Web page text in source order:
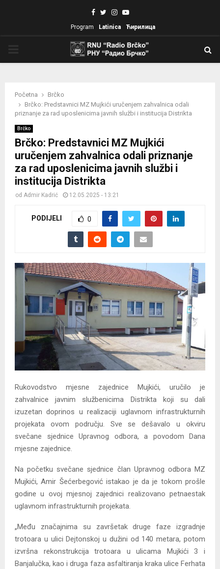
Facebook
TwitterInstagram
Youtube
Program Latinica Ћирилица
Početna
Brčko
Brčko: Predstavnici MZ Mujkići uručenjem zahvalnica odali
priznanje za rad uposlenicima javnih službi i institucija Distrikta
Brčko
Brčko: Predstavnici MZ Mujkići
uručenjem zahvalnica odali priznanje
za rad uposlenicima javnih službi i
institucija Distrikta
od Admir Kadrić 12.05.2025 - 13:21
PODIJELI 0
Rukovodstvo mjesne zajednice Mujkići, uručilo je
zahvalnice javnim službenicima Distrikta koji su dali
izuzetan doprinos u realizaciji uglavnom infrastrukturnih
projekata ovom području. Sve se dešavalo u okviru
svečane sjednice Upravnog odbora, a povodom Dana
mjesne zajednice.
Na početku svečane sjednice član Upravnog odbora MZ
Mujkići, Amir Šećerbegović istakao je da je tokom prošle
godine u ovoj mjesnoj zajednici realizovano petnaestak
uglavnom infrastrukturnih projekata.
„Među značajnima su završetak druge faze izgradnje
trotoara u ulici Dejtonskoj u dužini od 140 metara, potom
izvršna rekonstrukcija trotoara u ulicama Mujkići 3 i
Banjalučka, kao i druga faza asfaltiranja kraka ulice Ferhata